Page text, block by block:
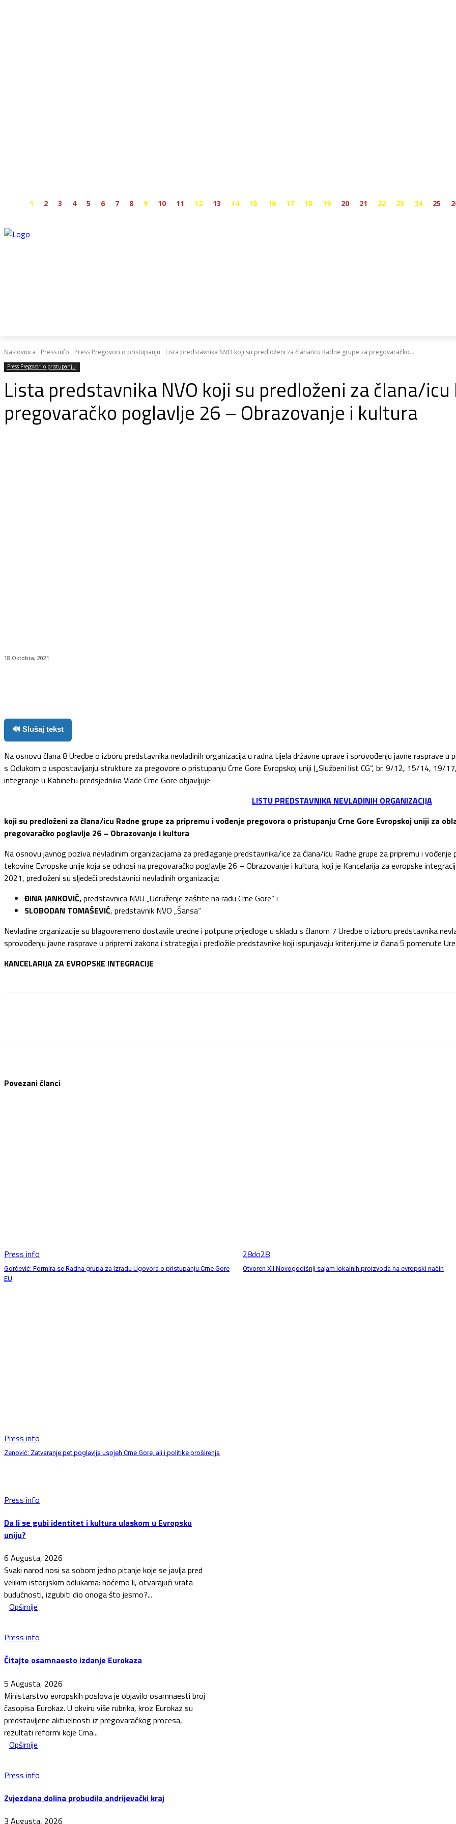
1 2 3 4 5 6 7 8 9 10 11 12 13 14 15 16 17 18 19 20 21 22 23 24 25
Naslovnica Press info Press Pregovori o pristupanju Lista predstavnika NVO koji su predloženi za člana/icu Radne grupe za pregovaračko...
Press Pregovori o pristupanju
Lista predstavnika NVO koji su predloženi za člana/
pregovaračko poglavlje 26 – Obrazovanje i kultura
18 Oktobra, 2021
🔊 Slušaj tekst
Na osnovu člana 8 Uredbe o izboru predstavnika nevladinih organizacija u radna tijela državne uprave i sprovođenju javne rasprave
s Odlukom o uspostavljanju strukture za pregovore o pristupanju Crne Gore Evropskoj uniji („Službeni list CG“, br. 9/12, 15/14,
integracije u Kabinetu predsjednika Vlade Crne Gore objavljuje
LISTU PREDSTAVNIKA NEVLADINIH ORGANIZACIJA
koji su predloženi za člana/icu Radne grupe za pripremu i vođenje pregovora o pristupanju Crne Gore Evropskoj uniji za
pregovaračko poglavlje 26 – Obrazovanje i kultura
Na osnovu javnog poziva nevladinim organizacijama za predlaganje predstavnika/ice za člana/icu Radne grupe za pripremu i
tekovine Evropske unije koja se odnosi na pregovaračko poglavlje 26 – Obrazovanje i kultura, koji je Kancelarija za evropske
2021, predloženi su sljedeći predstavnici nevladinih organizacija:
ĐINA JANKOVIĆ,predstavnica NVU „Udruženje zaštite na radu Crne Gore” i
SLOBODAN TOMAŠEVIĆ, predstavnik NVO „Šansa“
Nevladine organizacije su blagovremeno dostavile uredne i potpune prijedloge u skladu s članom 7 Uredbe o izboru predstavnika
sprovođenju javne rasprave u pripremi zakona i strategija i predložile predstavnike koji ispunjavaju kriterijume iz člana 5 pomenute
KANCELARIJA ZA EVROPSKE INTEGRACIJE
Povezani članci
Press info
Gorčević: Formira se Radna grupa za izradu Ugovora o pristupanju Crne Gore
EU
28do28
Otvoren XII Novogodišnji sajam lokalnih proizvoda na evropski način
Press info
Zenović: Zatvaranje pet poglavlja uspjeh Crne Gore, ali i politike proširenja
Press info
Da li se gubi identitet i kultura ulaskom u Evropsku
uniju?
6 Augusta, 2026
Svaki narod nosi sa sobom jedno pitanje koje se javlja pred
velikim istorijskim odlukama: hoćemo li, otvarajući vrata
budućnosti, izgubiti dio onoga što jesmo?...
Opširnije
Press info
Čitajte osamnaesto izdanje Eurokaza
5 Augusta, 2026
Ministarstvo evropskih poslova je objavilo osamnaesti broj
časopisa Eurokaz. U okviru više rubrika, kroz Eurokaz su
predstavljene aktuelnosti iz pregovaračkog procesa,
rezultati reformi koje Crna...
Opširnije
Press info
Zvjezdana dolina probudila andrijevački kraj
3 Augusta, 2026